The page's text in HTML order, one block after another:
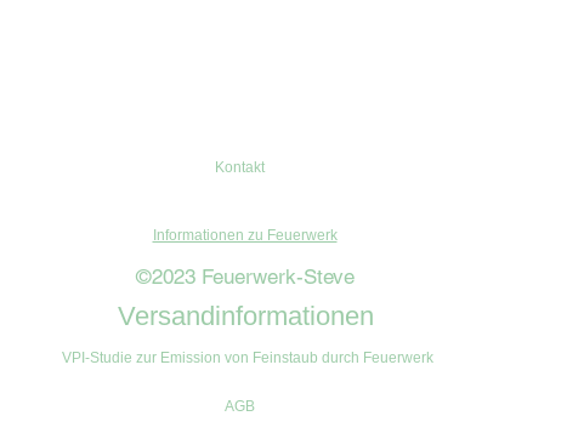
Kontakt
Informationen zu Feuerwerk
©2023 Feuerwerk-Steve
Versandinformationen
VPI-Studie zur Emission von Feinstaub durch Feuerwerk
AGB